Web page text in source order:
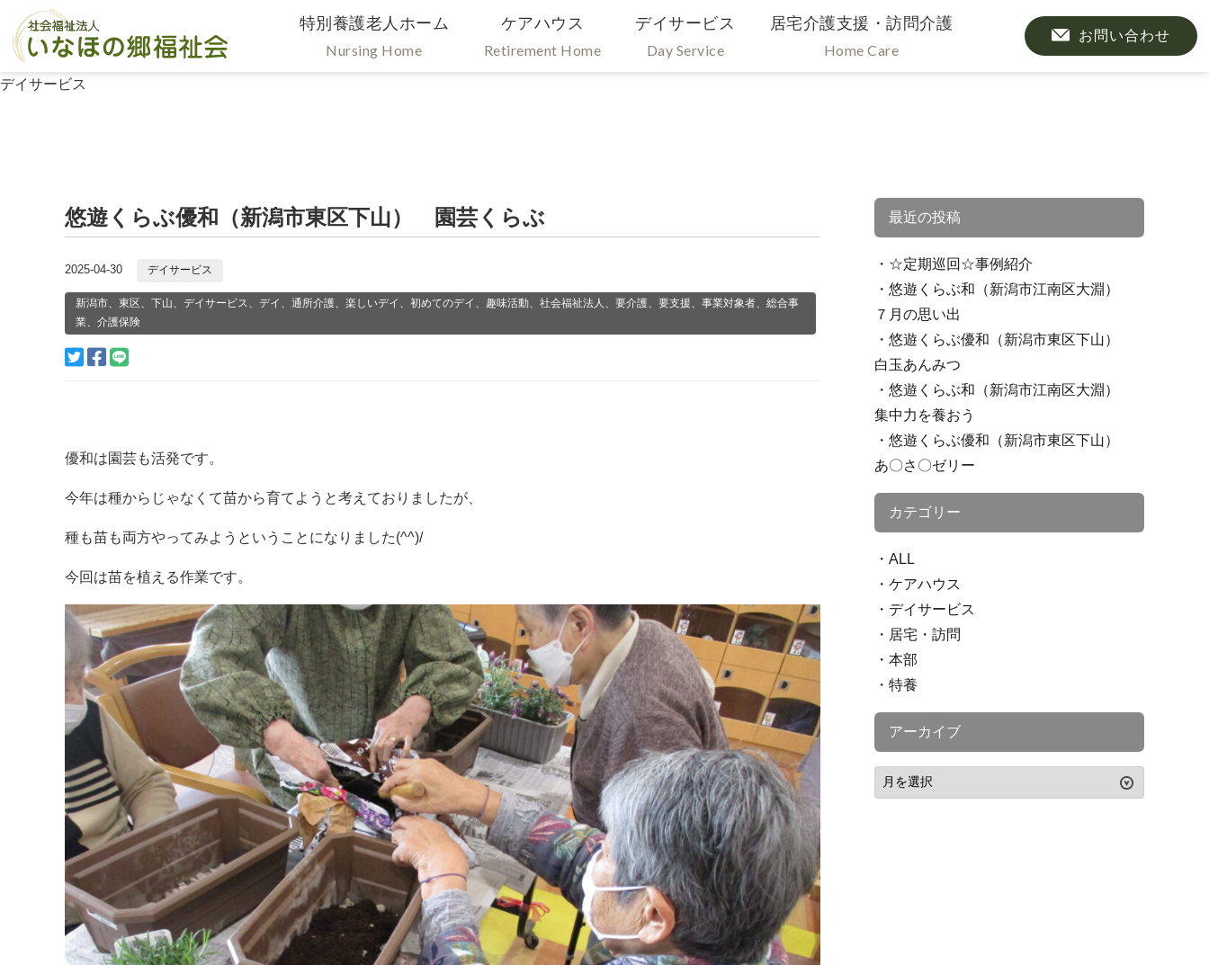
特別養護老人ホーム
Nursing Home
ケアハウス
Retirement Home
デイサービス
Day Service
居宅介護支援・訪問介護
Home Care
お問い合わせ
デイサービス
悠遊くらぶ優和（新潟市東区下山） 園芸くらぶ
2025-04-30 デイサービス
新潟市、東区、下山、デイサービス、デイ、通所介護、楽しいデイ、初めてのデイ、趣味活動、社会福祉法人、要介護、要支援、事業対象者、総合事
業、介護保険
優和は園芸も活発です。
今年は種からじゃなくて苗から育てようと考えておりましたが、
種も苗も両方やってみようということになりました(^^)/
今回は苗を植える作業です。
最近の投稿
☆定期巡回☆事例紹介
悠遊くらぶ和（新潟市江南区大淵）
７月の思い出
悠遊くらぶ優和（新潟市東区下山）
白玉あんみつ
悠遊くらぶ和（新潟市江南区大淵）
集中力を養おう
悠遊くらぶ優和（新潟市東区下山）
あ〇さ〇ゼリー
カテゴリー
ALL
ケアハウス
デイサービス
居宅・訪問
本部
特養
アーカイブ